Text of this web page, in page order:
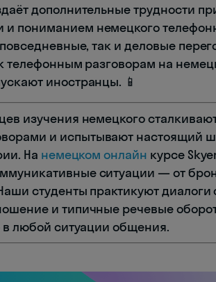
дополнительные трудности
пониманием немецкого
так и деловые
телефонным разговорам на
иностранцы. 📱
изучения немецкого
и испытывают настоящий
На немецком онлайн курсе
ситуации — от
студенты практикуют диалоги
и типичные речевые
в любой ситуации общения.